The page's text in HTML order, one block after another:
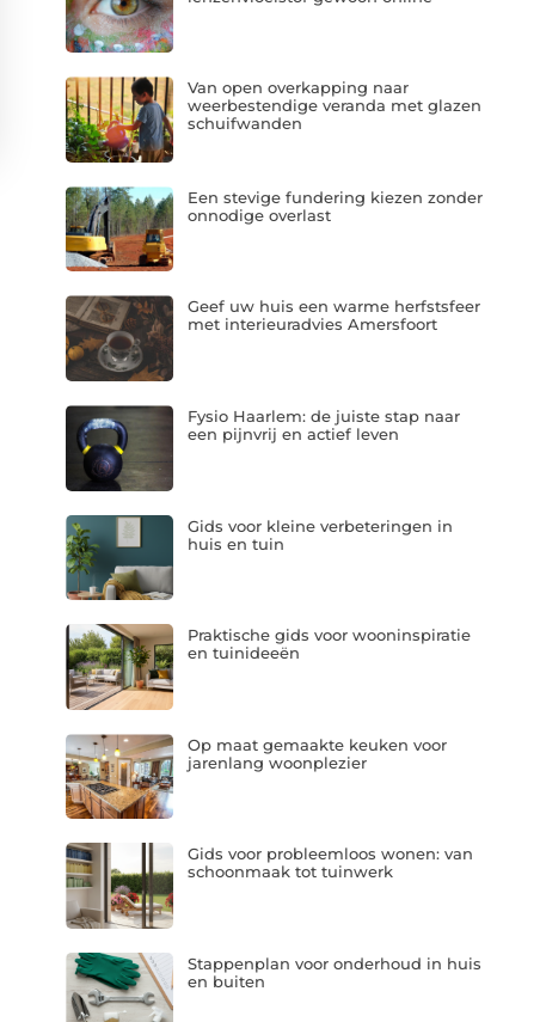
Van open overkapping naar
weerbestendige veranda met glazen
schuifwanden
Een stevige fundering kiezen zonder
onnodige overlast
Geef uw huis een warme herfstsfeer
met interieuradvies Amersfoort
Fysio Haarlem: de juiste stap naar
een pijnvrij en actief leven
Gids voor kleine verbeteringen in
huis en tuin
Praktische gids voor wooninspiratie
en tuinideeën
Op maat gemaakte keuken voor
jarenlang woonplezier
Gids voor probleemloos wonen: van
schoonmaak tot tuinwerk
Stappenplan voor onderhoud in huis
en buiten